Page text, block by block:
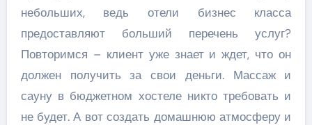
небольших, ведь отели бизнес класса
предоставляют больший перечень услуг?
Повторимся – клиент уже знает и ждет, что он
должен получить за свои деньги. Массаж и
сауну в бюджетном хостеле никто требовать и
не будет. А вот создать домашнюю атмосферу и